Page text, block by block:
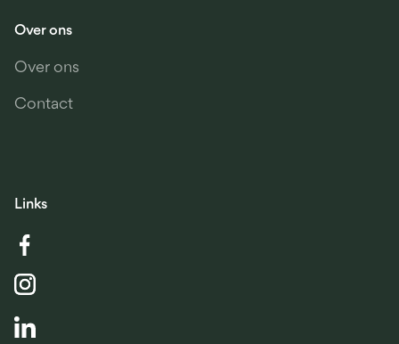
Over ons
Over ons
Contact
Links